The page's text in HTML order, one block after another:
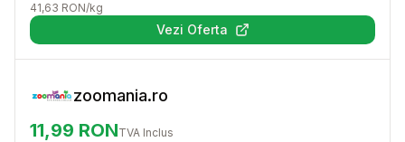
41,63 RON/kg
Vezi Oferta(se deschide într-o filă nouă)
zoomania.ro
11,99 RONTVA Inclus